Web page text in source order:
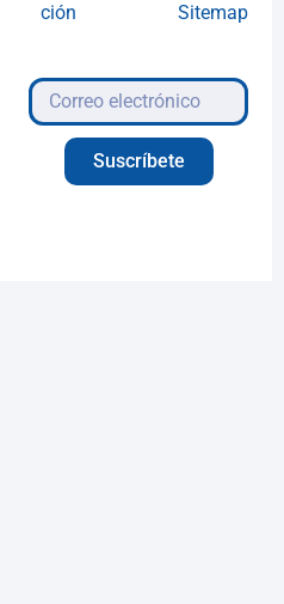
ción
Sitemap
Suscríbete